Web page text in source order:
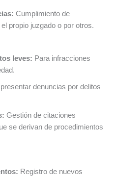
Cumplimiento de
propio juzgado o por otros.
leves: Para infracciones
denuncias por delitos
Gestión de citaciones
se derivan de procedimientos
Registro de nuevos